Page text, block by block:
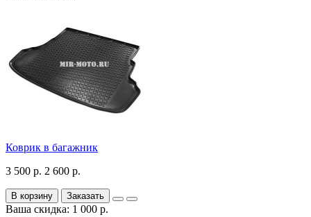
Коврик в багажник
3 500 р. 2 600 р.
В корзину Заказать
Ваша скидка: 1 000 р.